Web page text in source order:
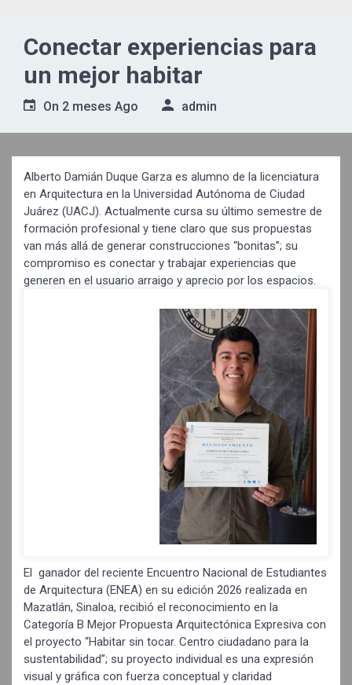
Conectar experiencias para
un mejor habitar
On 2 meses Ago admin
Alberto Damián Duque Garza es alumno de la licenciatura
en Arquitectura en la Universidad Autónoma de Ciudad
Juárez (UACJ). Actualmente cursa su último semestre de
formación profesional y tiene claro que sus propuestas
van más allá de generar construcciones “bonitas”; su
compromiso es conectar y trabajar experiencias que
generen en el usuario arraigo y aprecio por los espacios.
El ganador del reciente Encuentro Nacional de Estudiantes
de Arquitectura (ENEA) en su edición 2026 realizada en
Mazatlán, Sinaloa, recibió el reconocimiento en la
Categoría B Mejor Propuesta Arquitectónica Expresiva con
el proyecto “Habitar sin tocar. Centro ciudadano para la
sustentabilidad”; su proyecto individual es una expresión
visual y gráfica con fuerza conceptual y claridad